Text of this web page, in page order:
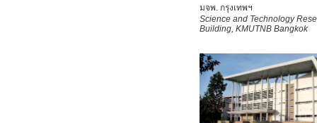
มจพ. กรุงเทพฯ
Science and Technology
Building, KMUTNB Bangkok